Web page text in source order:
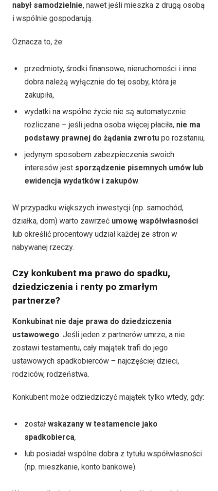
nabył samodzielnie, nawet jeśli mieszka z drugą osobą
i wspólnie gospodarują.
Oznacza to, że:
przedmioty, środki finansowe, nieruchomości i inne
dobra należą wyłącznie do tej osoby, która je
zakupiła,
wydatki na wspólne życie nie są automatycznie
rozliczane – jeśli jedna osoba więcej płaciła, nie ma
podstawy prawnej do żądania zwrotu po rozstaniu,
jedynym sposobem zabezpieczenia swoich
interesów jest sporządzenie pisemnych umów lub
ewidencja wydatków i zakupów.
W przypadku większych inwestycji (np. samochód,
działka, dom) warto zawrzeć umowę współwłasności
lub określić procentowy udział każdej ze stron w
nabywanej rzeczy.
Czy konkubent ma prawo do spadku,
dziedziczenia i renty po zmarłym
partnerze?
Konkubinat nie daje prawa do dziedziczenia
ustawowego. Jeśli jeden z partnerów umrze, a nie
zostawi testamentu, cały majątek trafi do jego
ustawowych spadkobierców – najczęściej dzieci,
rodziców, rodzeństwa.
Konkubent może odziedziczyć majątek tylko wtedy, gdy:
został wskazany w testamencie jako
spadkobierca,
lub posiadał wspólne dobra z tytułu współwłasności
(np. mieszkanie, konto bankowe).